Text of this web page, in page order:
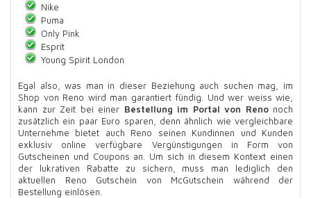
Nike
Puma
Only Pink
Esprit
Young Spirit London
Egal also, was man in dieser Beziehung auch suchen mag, im
Shop von Reno wird man garantiert fündig. Und wer weiss wie,
kann zur Zeit bei einer Bestellung im Portal von Renonoch
zusätzlich ein paar Euro sparen, denn ähnlich wie vergleichbare
Unternehme bietet auch Reno seinen Kundinnen und Kunden
exklusiv online verfügbare Vergünstigungen in Form von
Gutscheinen und Coupons an. Um sich in diesem Kontext einen
der lukrativen Rabatte zu sichern, muss man lediglich den
aktuellen Reno Gutschein von McGutschein während der
Bestellung einlösen.